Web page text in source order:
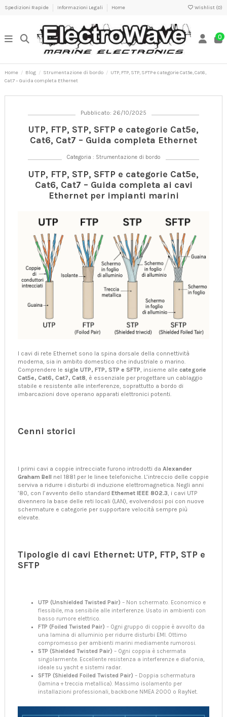
Spedizioni Rapide Informazioni Legali Home Wishlist (0)
0
Home Blog Strumentazione di bordo
UTP, FTP, STP, SFTP e categorie Cat5e, Cat6,
Cat7 – Guida completa Ethernet
Pubblicato: 26/10/2025
UTP, FTP, STP, SFTP e categorie Cat5e,
Cat6, Cat7 – Guida completa Ethernet
Categoria : Strumentazione di bordo
UTP, FTP, STP, SFTP e categorie Cat5e,
Cat6, Cat7 – Guida completa ai cavi
Ethernet per impianti marini
I cavi di rete Ethernet sono la spina dorsale della connettività
moderna, sia in ambito domestico che industriale o marino.
Comprendere le sigle UTP, FTP, STP e SFTP, insieme alle categorie
Cat5e, Cat6, Cat7, Cat8, è essenziale per progettare un cablaggio
stabile e resistente alle interferenze, soprattutto a bordo di
imbarcazioni dove operano apparati elettronici potenti.
Cenni storici
I primi cavi a coppie intrecciate furono introdotti da Alexander
Graham Bell nel 1881 per le linee telefoniche. L’intreccio delle coppie
serviva a ridurre i disturbi di induzione elettromagnetica. Negli anni
’80, con l’avvento dello standard Ethernet IEEE 802.3, i cavi UTP
divennero la base delle reti locali (LAN), evolvendosi poi con nuove
schermature e categorie per supportare velocità sempre più
elevate.
Tipologie di cavi Ethernet: UTP, FTP, STP e
SFTP
UTP (Unshielded Twisted Pair) – Non schermato. Economico e
flessibile, ma sensibile alle interferenze. Usato in ambienti con
basso rumore elettrico.
FTP (Foiled Twisted Pair) – Ogni gruppo di coppie è avvolto da
una lamina di alluminio per ridurre disturbi EMI. Ottimo
compromesso per ambienti marini mediamente rumorosi.
STP (Shielded Twisted Pair) – Ogni coppia è schermata
singolarmente. Eccellente resistenza a interferenze e diafonia,
ideale su yacht e sistemi radar.
SFTP (Shielded Foiled Twisted Pair) – Doppia schermatura
(lamina + treccia metallica). Massimo isolamento per
installazioni professionali, backbone NMEA 2000 o RayNet.